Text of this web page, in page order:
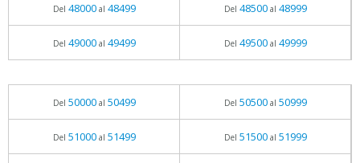
Del 48000al 48499 Del 48500al 48999
Del 49000al 49499 Del 49500al 49999
Del 50000al 50499 Del 50500al 50999
Del 51000al 51499 Del 51500al 51999